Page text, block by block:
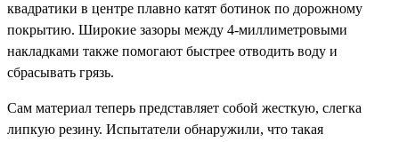
квадратики в центре плавно катят ботинок по дорожному
покрытию. Широкие зазоры между 4-миллиметровыми
накладками также помогают быстрее отводить воду и
сбрасывать грязь.
Сам материал теперь представляет собой жесткую, слегка
липкую резину. Испытатели обнаружили, что такая